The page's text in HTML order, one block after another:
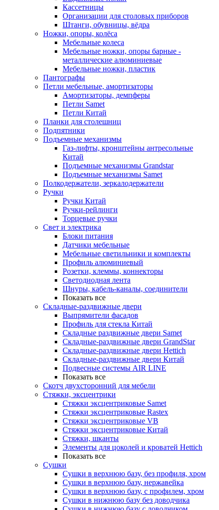
Кассетницы
Организации для столовых приборов
Штанги, обувницы, вёдра
Ножки, опоры, колёса
Мебельные колеса
Мебельные ножки, опоры барные -
металлические алюминиевые
Мебельные ножки, пластик
Пантографы
Петли мебельные, амортизаторы
Амортизаторы, демпферы
Петли Samet
Петли Китай
Планки для столешниц
Подпятники
Подъемные механизмы
Газ-лифты, кронштейны антресольные
Китай
Подъемные механизмы Grandstar
Подъемные механизмы Samet
Полкодержатели, зеркалодержатели
Ручки
Ручки Китай
Ручки-рейлинги
Торцевые ручки
Свет и электрика
Блоки питания
Датчики мебельные
Мебельные светильники и комплекты
Профиль алюминиевый
Розетки, клеммы, коннекторы
Светодиодная лента
Шнуры, кабель-каналы, соединители
Показать все
Складные-раздвижные двери
Выпрямители фасадов
Профиль для стекла Китай
Складные раздвижные двери Samet
Складные-раздвижные двери GrandStar
Складные-раздвижные двери Hettich
Складные-раздвижные двери Китай
Подвесные системы AIR LINE
Показать все
Скотч двухсторонний для мебели
Стяжки, эксцентрики
Cтяжки эксцентриковые Samet
Стяжки эксцентриковые Rastex
Стяжки эксцентриковые VB
Стяжки эксцентриковые Китай
Стяжки, шканты
Элементы для цоколей и кроватей Hettich
Показать все
Сушки
Сушки в верхнюю базу, без профиля, хром
Сушки в верхнюю базу, нержавейка
Сушки в верхнюю базу, с профилем, хром
Сушки в нижнюю базу без доводчика